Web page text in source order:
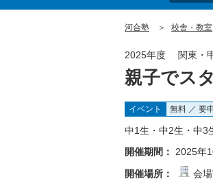
河合塾 校舎・教室
親子でス
2025年度 関東・甲
イベント 無料 ／ 要
中1生・中2生・中3
開催期間： 2025年
開催場所：
会